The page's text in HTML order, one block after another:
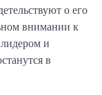
о его
внимании к
и
в